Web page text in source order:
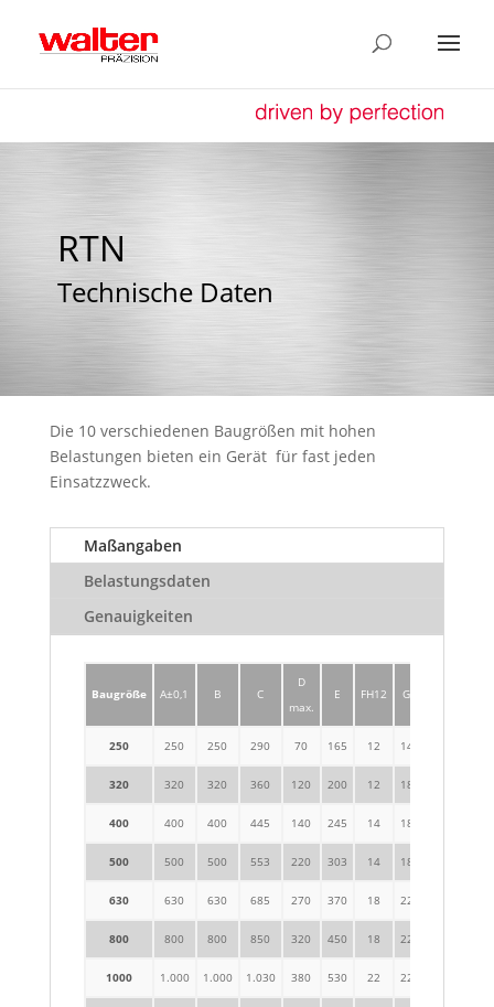
RTN
Technische Daten
Die 10 verschiedenen Baugrößen mit hohen
Belastungen bieten ein Gerät für fast jeden
Einsatzzweck.
Maßangaben
Belastungsdaten
Genauigkeiten
Baugröße A±0,1 B C
D
max.
E FH12 G
250 250 250 290 70 165 12 14
320 320 320 360 120 200 12 18
400 400 400 445 140 245 14 18
500 500 500 553 220 303 14 18
630 630 630 685 270 370 18 22
800 800 800 850 320 450 18 22
1000 1.000 1.000 1.030 380 530 22 22